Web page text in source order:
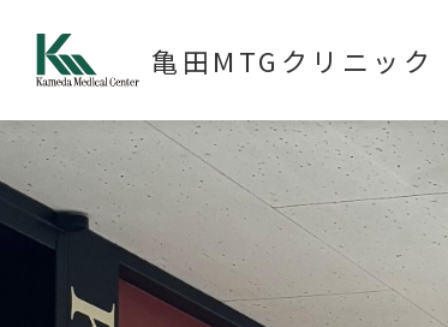
亀田MTGクリニック